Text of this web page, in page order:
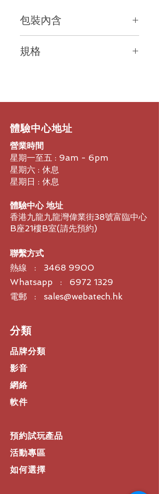
包裝內含
- 3種尺寸的矽膠耳墊（S/M/L）
- 合規表
規格
mW（最大）
- 2480 MHz
- Supported Profiles - A2DP (SBC),
HFP (CVSD, mSBC), AVRCP, DID
- Speaker principle & type/size - 12
mm diameter
- 揚聲器頻率範圍 - 20 Hz 至 20 kHz
- 揚聲器靈敏度 - 100 dBSPL (1 kHz
- Speaker impedance - Not
applicable (active BT headphones)
- 主動降噪 - Yes
- Mic pick-up pattern - Scene
dependent automatic control from
omni to directional beamforming
- Battery lifespan - Up to 9 hrs; 2
case
- 電池類型 - Built-in Lithium-Ion
earbud: 70 mAh, charging case:
500mAh
- 電源 - 5 V⎓, rated current 900
mA, USB charging via USB-C
- Product weight - 67.6 g (earbuds
(charging case)
- Product dimension - 27.1 x 18.2 x
20.6 mm (earbuds), 68.0 x 66.9 x
32.6 mm (charging case)
​體驗中心地址
營業時間
星期一至五 : 9am - 6pm
星期六 : 休息
星期日 : 休息
體驗中心 地址
香港九龍九龍灣偉業街38號富臨中心
B座21樓B室​(請先預約)
聯繫方式
熱線 : 3468 9900
Whatsapp : 6972 1329
電郵 : sales@webatech.hk
​分類
品牌分類
影音
網絡
軟件
預約試玩產品
活動專區
如何選擇